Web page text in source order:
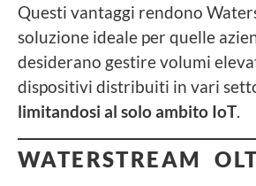
Questi vantaggi rendono
soluzione ideale per quelle
desiderano gestire volumi
dispositivi distribuiti in vari
limitandosi al solo ambito IoT.
WATERSTREAM